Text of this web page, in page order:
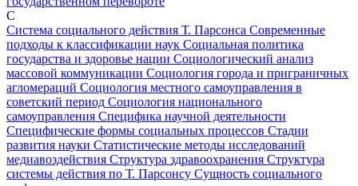
С
Система социального действия Т. Парсонса Современные
подходы к классификации наук Социальная политика
государства и здоровье нации Социологический анализ
массовой коммуникации Социология города и приграничных
агломераций Социология местного самоуправления в
советский период Социология национального
самоуправления Специфика научной деятельности
Специфические формы социальных процессов Стадии
развития науки Статистические методы исследований
медиавоздействия Структура здравоохранения Структура
системы действия по Т. Парсонсу Сущность социального